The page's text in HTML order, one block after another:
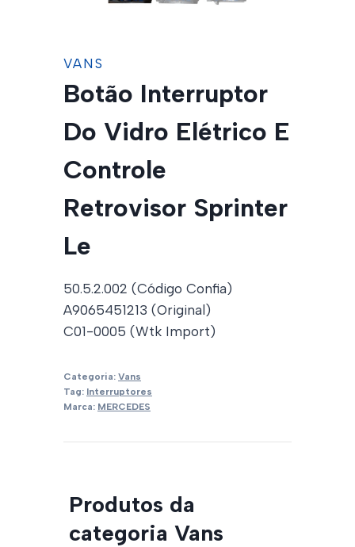
VANS
Botão Interruptor
Do Vidro Elétrico E
Controle
Retrovisor Sprinter
Le
50.5.2.002 (Código Confia)
A9065451213 (Original)
C01-0005 (Wtk Import)
Categoria: Vans
Tag: Interruptores
Marca: MERCEDES
Produtos da
categoria Vans